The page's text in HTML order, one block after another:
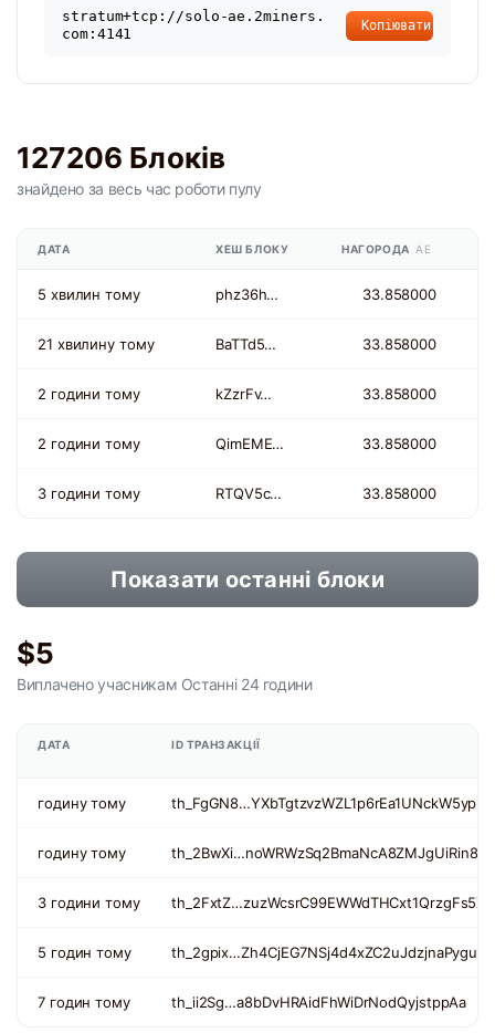
stratum+tcp://solo-ae.2miners.
com:4141
Копіювати
127206 Блоків
знайдено за весь час роботи пулу
ДАТА ХЕШ БЛОКУ НАГОРОДА AE
5 хвилин тому phz36h… 33.858000
21 хвилину тому BaTTd5… 33.858000
2 години тому kZzrFv… 33.858000
2 години тому QimEME… 33.858000
3 години тому RTQV5c… 33.858000
Показати останні блоки
$5
Виплачено учасникам Останні 24 години
ДАТА ID ТРАНЗАКЦІЇ
годину тому th_FgGN8…YXbTgtzvzWZL1p6rEa1UNckW5ypm
годину тому
3 години тому th_2FxtZ…zuzWcsrC99EWWdTHCxt1QrzgFs5Xc
5 годин тому th_2gpix…Zh4CjEG7NSj4d4xZC2uJdzjnaPygu
7 годин тому th_ii2Sg…a8bDvHRAidFhWiDrNodQyjstppAa